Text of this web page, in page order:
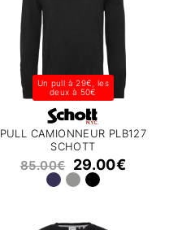
Un pull à 29€, les
deux à 50€
PULL CAMIONNEUR PLB127
SCHOTT
85.00€ 29.00€